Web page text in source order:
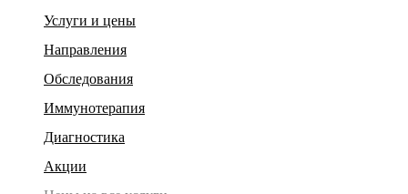
Услуги и цены
Направления
Обследования
Иммунотерапия
Диагностика
Акции